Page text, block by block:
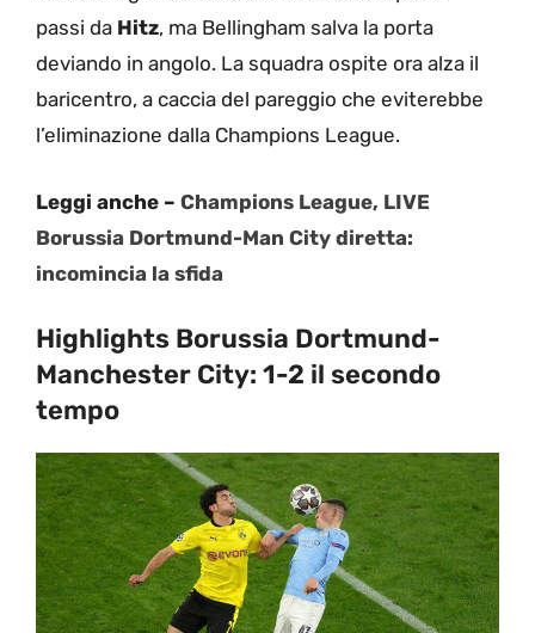
passi da Hitz, ma Bellingham salva la porta
deviando in angolo. La squadra ospite ora alza il
baricentro, a caccia del pareggio che eviterebbe
l’eliminazione dalla Champions League.
Leggi anche – Champions League, LIVE
Borussia Dortmund-Man City diretta:
incomincia la sfida
Highlights Borussia Dortmund-
Manchester City: 1-2 il secondo
tempo